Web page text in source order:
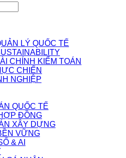
LÝ QUỐC TẾ
CHÍNH KIỂM TOÁN
CHIẾN
NGHIỆP
QUỐC TẾ
ĐỒNG
XÂY DỰNG
VỮNG
& AI